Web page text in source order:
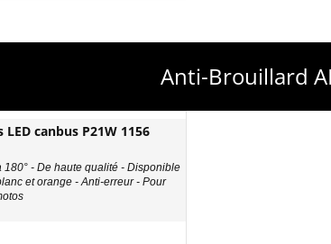
Anti-Brouillard
canbus P21W 1156
180° - De haute qualité - Disponible
et orange - Anti-erreur - Pour